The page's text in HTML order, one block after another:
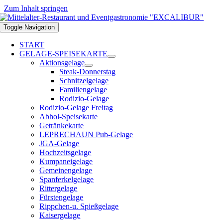
Zum Inhalt springen
Toggle Navigation
START
GELAGE-SPEISEKARTE
Aktionsgelage
Steak-Donnerstag
Schnitzelgelage
Familiengelage
Rodizio-Gelage
Rodizio-Gelage Freitag
Abhol-Speisekarte
Getränkekarte
LEPRECHAUN Pub-Gelage
JGA-Gelage
Hochzeitsgelage
Kumpaneigelage
Gemeinengelage
Spanferkelgelage
Rittergelage
Fürstengelage
Rippchen-u. Spießgelage
Kaisergelage